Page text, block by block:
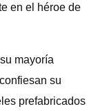
en el héroe de
mayoría
su
prefabricados